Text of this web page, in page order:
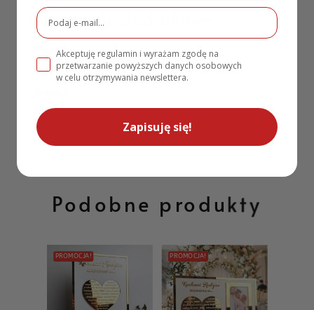
Informacje dodatkowe
Waga
0,10 kg
14,5 x 14,5
Podobne produkty
PROMOCJA! PROMOCJA!
Akceptuję regulamin i wyrażam zgodę na
przetwarzanie powyższych danych osobowych
w celu otrzymywania newslettera.
Zapisuję się!